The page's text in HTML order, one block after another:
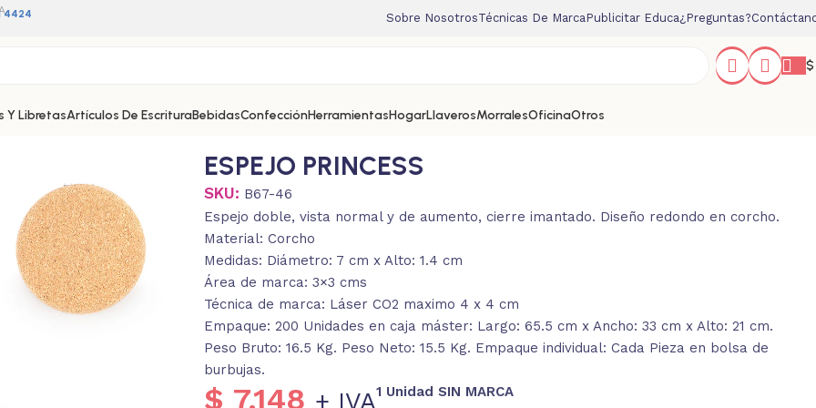
4424 Sobre NosotrosTécnicas De MarcaPublicitar Educa¿Preguntas?
$
Y LibretasArtículos De EscrituraBebidasConfecciónHerramientasHogarLlaverosMorralesOficinaOtros
ESPEJO PRINCESS
SKU: B67-46
Espejo doble, vista normal y de aumento, cierre imantado. Diseño redondo en corcho.
Material: Corcho
Medidas: Diámetro: 7 cm x Alto: 1.4 cm
Área de marca: 3×3 cms
Técnica de marca: Láser CO2 maximo 4 x 4 cm
Empaque: 200 Unidades en caja máster: Largo: 65.5 cm x Ancho: 33 cm x Alto: 21 cm.
Peso Bruto: 16.5 Kg. Peso Neto: 15.5 Kg. Empaque individual: Cada Pieza en bolsa de
burbujas.
$ 7.148 + IVA1 Unidad SIN MARCA